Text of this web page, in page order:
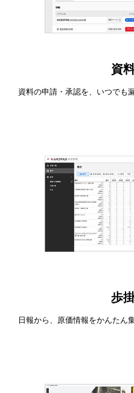
資
資料の申請・承認を、いつでも
歩
日報から、原価情報をかんたん